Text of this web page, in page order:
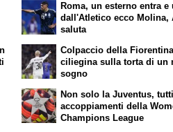
Roma, un esterno entra e
dall'Atletico ecco Molina,
saluta
Colpaccio della
ciliegina sulla torta di un
sogno
Non solo la Juventus,
accoppiamenti della
Champions League